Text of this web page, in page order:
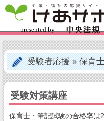
受験者応援»保育士
受験対策講座
保育士・筆記試験の合格率は